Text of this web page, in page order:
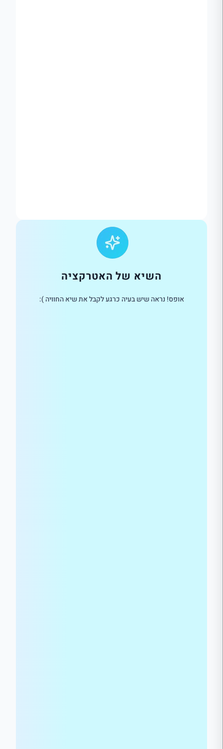
השיא של האטרקציה
אופס! נראה שיש בעיה כרגע לקבל את שיא החוויה ):